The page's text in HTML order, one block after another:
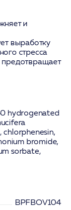
и
выработку
стресса
hydrogenated
bromide,
sorbate,
BPFBOV104